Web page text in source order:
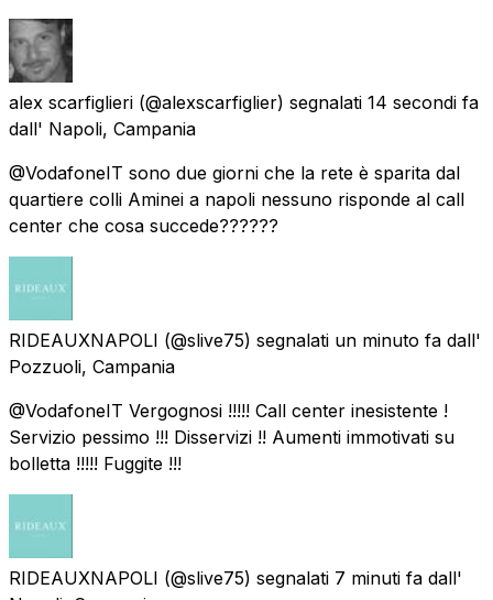
alex scarfiglieri (@alexscarfiglier) segnalati 14 secondi fa
dall' Napoli, Campania
@VodafoneIT sono due giorni che la rete è sparita dal
quartiere colli Aminei a napoli nessuno risponde al call
center che cosa succede??????
RIDEAUXNAPOLI (@slive75) segnalati un minuto fa dall'
Pozzuoli, Campania
@VodafoneIT Vergognosi !!!!! Call center inesistente !
Servizio pessimo !!! Disservizi !! Aumenti immotivati su
bolletta !!!!! Fuggite !!!
RIDEAUXNAPOLI (@slive75) segnalati 7 minuti fa dall'